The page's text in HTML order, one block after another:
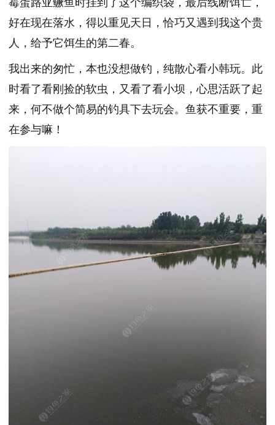
好在现在落水，得以重见天日，恰巧又遇到我这个贵
人，给予它饵生的第二春。
我出来的匆忙，本也没想做钓，纯散心看小韩玩。此
时看了看刚捡的软虫，又看了看小坝，心思活跃了起
来，何不做个简易的钓具下去玩会。鱼获不重要，重
在参与嘛！